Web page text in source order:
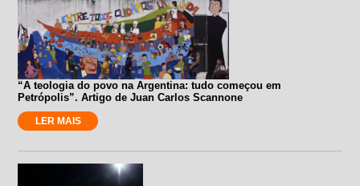
“A teologia do povo na Argentina: tudo começou em
Petrópolis”. Artigo de Juan Carlos Scannone
LER MAIS